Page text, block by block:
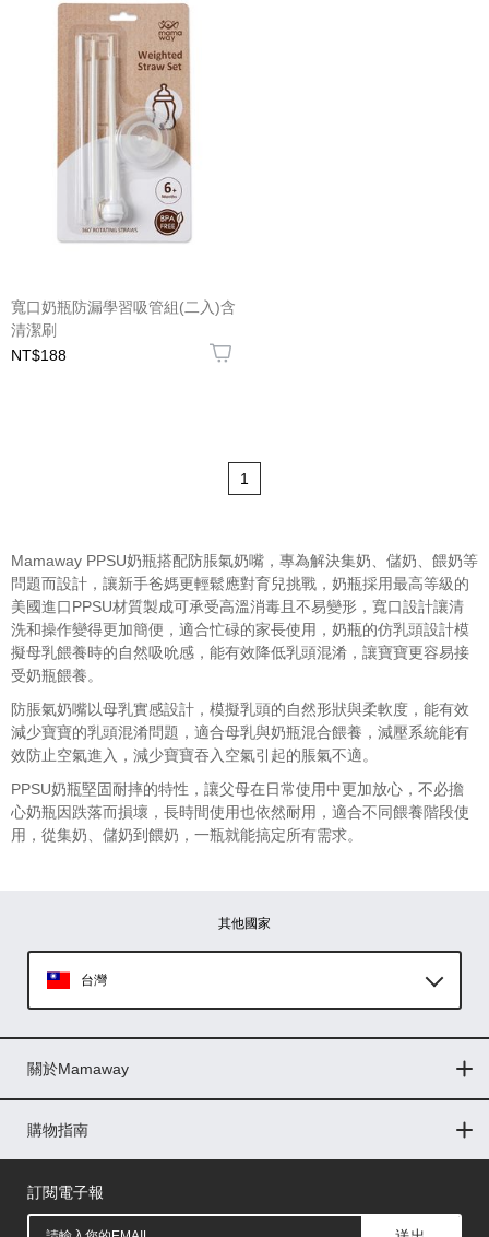
寬口奶瓶防漏學習吸管組(二入)含
清潔刷
NT$188
1
Mamaway PPSU奶瓶搭配防脹氣奶嘴，專為解決集奶、儲奶、餵奶等
問題而設計，讓新手爸媽更輕鬆應對育兒挑戰，奶瓶採用最高等級的
美國進口PPSU材質製成可承受高溫消毒且不易變形，寬口設計讓清
洗和操作變得更加簡便，適合忙碌的家長使用，奶瓶的仿乳頭設計模
擬母乳餵養時的自然吸吮感，能有效降低乳頭混淆，讓寶寶更容易接
受奶瓶餵養。
防脹氣奶嘴以母乳實感設計，模擬乳頭的自然形狀與柔軟度，能有效
減少寶寶的乳頭混淆問題，適合母乳與奶瓶混合餵養，減壓系統能有
效防止空氣進入，減少寶寶吞入空氣引起的脹氣不適。
PPSU奶瓶堅固耐摔的特性，讓父母在日常使用中更加放心，不必擔
心奶瓶因跌落而損壞，長時間使用也依然耐用，適合不同餵養階段使
用，從集奶、儲奶到餵奶，一瓶就能搞定所有需求。
其他國家
台灣
印尼
馬來西亞
關於Mamaway
門市據點
最新消息
品牌故事
人力招募
媒體花絮
隱私權聲明
CSR企業社會責任
購物指南
購物常見問題
退換貨問題
儲值金使用條款
購買儲值金
發票問題
會員權益
線上留言
吸乳器-免費體驗
訂閱電子報